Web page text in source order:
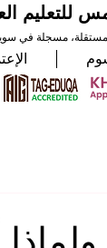
للتعليم
مسجلة في سويسرا